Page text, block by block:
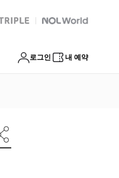
트리플 Global Interpark
로그인 내 예약